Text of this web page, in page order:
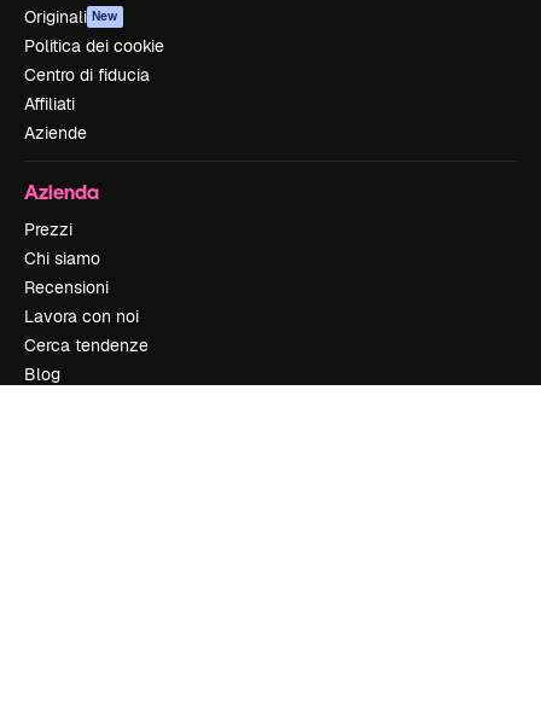
Originali New
Politica dei cookie
Centro di fiducia
Affiliati
Aziende
Azienda
Prezzi
Chi siamo
Recensioni
Lavora con noi
Cerca tendenze
Blog